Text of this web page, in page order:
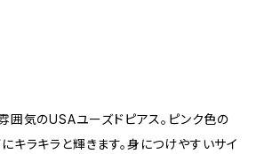
囲気のUSAユーズドピアス。ピンク色の
キラキラと輝きます。身につけやすいサイ